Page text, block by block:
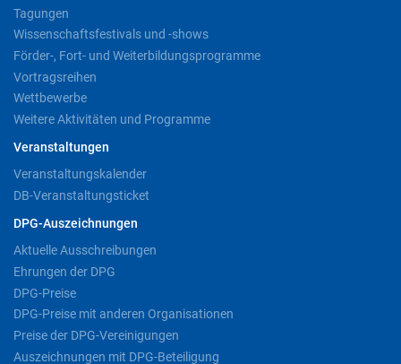
Tagungen
Wissenschaftsfestivals und -shows
Förder-, Fort- und Weiterbildungsprogramme
Vortragsreihen
Wettbewerbe
Weitere Aktivitäten und Programme
Veranstaltungen
Veranstaltungskalender
DB-Veranstaltungsticket
DPG-Auszeichnungen
Aktuelle Ausschreibungen
Ehrungen der DPG
DPG-Preise
DPG-Preise mit anderen Organisationen
Preise der DPG-Vereinigungen
Auszeichnungen mit DPG-Beteiligung